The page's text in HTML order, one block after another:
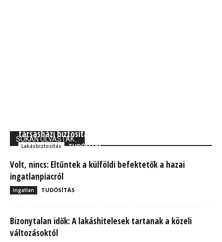
SOKAN OLVASTÁK...
társasházi biztosítás fontosságára
Lakásbiztosítás TUDÓSÍTÁS
Volt, nincs: Eltűntek a külföldi befektetők a hazai
ingatlanpiacról
Ingatlan TUDÓSÍTÁS
Bizonytalan idők: A lakáshitelesek tartanak a közeli
változásoktól